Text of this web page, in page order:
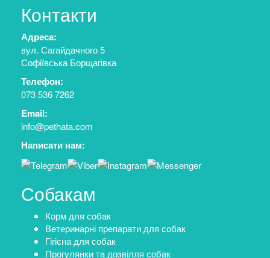
Контакти
Адреса:
вул. Сагайдачного 5
Софіївська Борщагівка
Телефон:
073 536 7262
Email:
info@pethata.com
Написати нам:
Собакам
Корм для собак
Ветеринарні препарати для собак
Гігієна для собак
Прогулянки та дозвілля собак